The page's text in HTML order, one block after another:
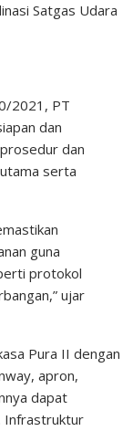
Satgas Udara
2021, PT
dan
dan
serta
guna
protokol
ujar
Pura II dengan
apron,
dapat
Infrastruktur